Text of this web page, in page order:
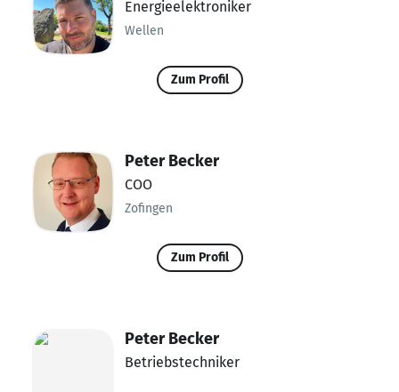
Energieelektroniker
Wellen
Zum Profil
Peter Becker
COO
Zofingen
Zum Profil
Peter Becker
Betriebstechniker